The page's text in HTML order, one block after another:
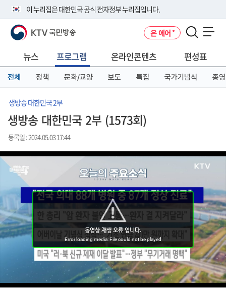
이 누리집은 대한민국 공식 전자정부 누리집입니다.
공식 누리집 주소 확인하기
니다.
이밖에 or.kr 또는 .kr등 다른 도메인 주소를 사용하고 있다면 아래 URL에
서 도메인 주소를 확인해 보세요
KTV 국민방송 온 에어
뉴스 프로그램 온라인콘텐츠 편성표
전체 정책 문화/교양 보도 특집 국가기념식 종영
생방송 대한민국 2부
생방송 대한민국 2부 (1573회)
등록일 : 2024.05.03 17:44